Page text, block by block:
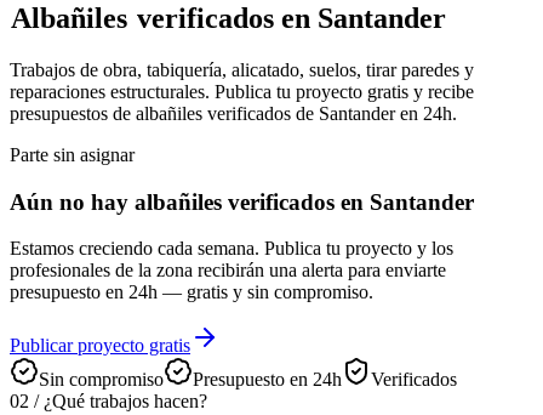
Albañiles verificados en Santander
Trabajos de obra, tabiquería, alicatado, suelos, tirar paredes y
reparaciones estructurales. Publica tu proyecto gratis y recibe
presupuestos de albañiles verificados de Santander en 24h.
Parte sin asignar
Aún no hay albañiles verificados en Santander
Estamos creciendo cada semana. Publica tu proyecto y los
profesionales de la zona recibirán una alerta para enviarte
presupuesto en 24h — gratis y sin compromiso.
Publicar proyecto gratis
Sin compromiso
Presupuesto en 24h
Verificados
02 / ¿Qué trabajos hacen?